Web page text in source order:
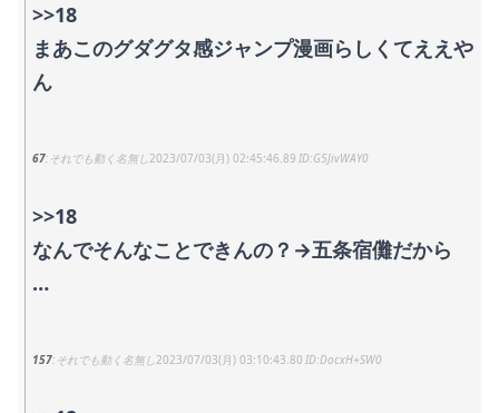
>>18
まあこのグダグタ感ジャンプ漫画らしくてええや
ん
67 それでも動く名無し2023/07/03(月) 02:45:46.89 G5JivWAY0
>>18
なんでそんなことできんの？→五条宿儺だから
…
157 それでも動く名無し2023/07/03(月) 03:10:43.80 DocxH+SW0